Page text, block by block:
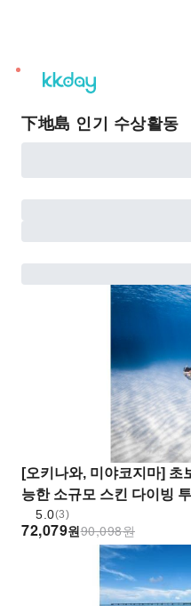
unread
notifications
下地島 인기 수상활동
[오키나와, 미야코지마] 초
능한 소규모 스킨 다이빙
(전문 카메라 옵션 제공)
5.0(3)
원
72,079 원
90,098